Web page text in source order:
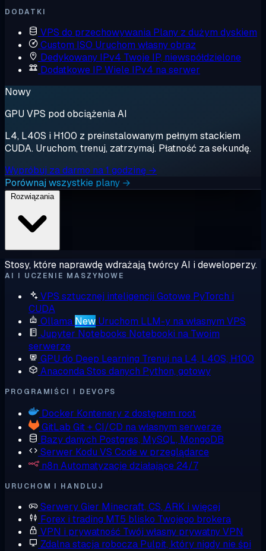
DODATKI
VPS do przechowywania Plany z dużym dyskiem
Custom ISO Uruchom własny obraz
Dedykowany IPv4 Twoje IP, niewspółdzielone
Dodatkowe IP Wiele IPv4 na serwer
Nowy
GPU VPS pod obciążenia AI
L4, L40S i H100 z preinstalowanym pełnym stackiem
CUDA. Uruchom, trenuj, zatrzymaj. Płatność za sekundę.
Wypróbuj za darmo na 1 godzinę →
Porównaj wszystkie plany →
Rozwiązania
Stosy, które naprawdę wdrażają twórcy AI i deweloperzy.
AI I UCZENIE MASZYNOWE
VPS sztucznej inteligencji Gotowe PyTorch i
CUDA
Ollama New Uruchom LLM-y na własnym VPS
Jupyter Notebooks Notebooki na Twoim
serwerze
GPU do Deep Learning Trenuj na L4, L40S, H100
AnacondaStos danych Python, gotowy
PROGRAMIŚCI I DEVOPS
Docker Kontenery z dostępem root
GitLab Git + CI/CD na własnym serwerze
Bazy danych Postgres, MySQL, MongoDB
Serwer Kodu VS Code w przeglądarce
n8n Automatyzacje działające 24/7
URUCHOM I HANDLUJ
Serwery Gier Minecraft, CS, ARK i więcej
Forex i trading MT5 blisko Twojego brokera
VPN i prywatność Twój własny prywatny VPN
Zdalna stacja robocza Pulpit, który nigdy nie śpi